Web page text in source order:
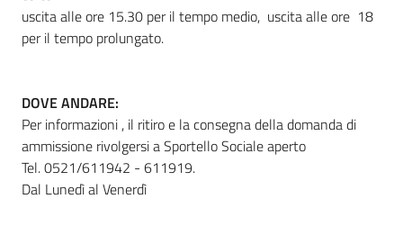
uscita alle ore 15.30 per il tempo medio, uscita alle ore 18
per il tempo prolungato.
DOVE ANDARE:
Per informazioni , il ritiro e la consegna della domanda di
ammissione rivolgersi a Sportello Sociale aperto
Tel. 0521/611942 - 611919.
Dal Lunedì al Venerdì